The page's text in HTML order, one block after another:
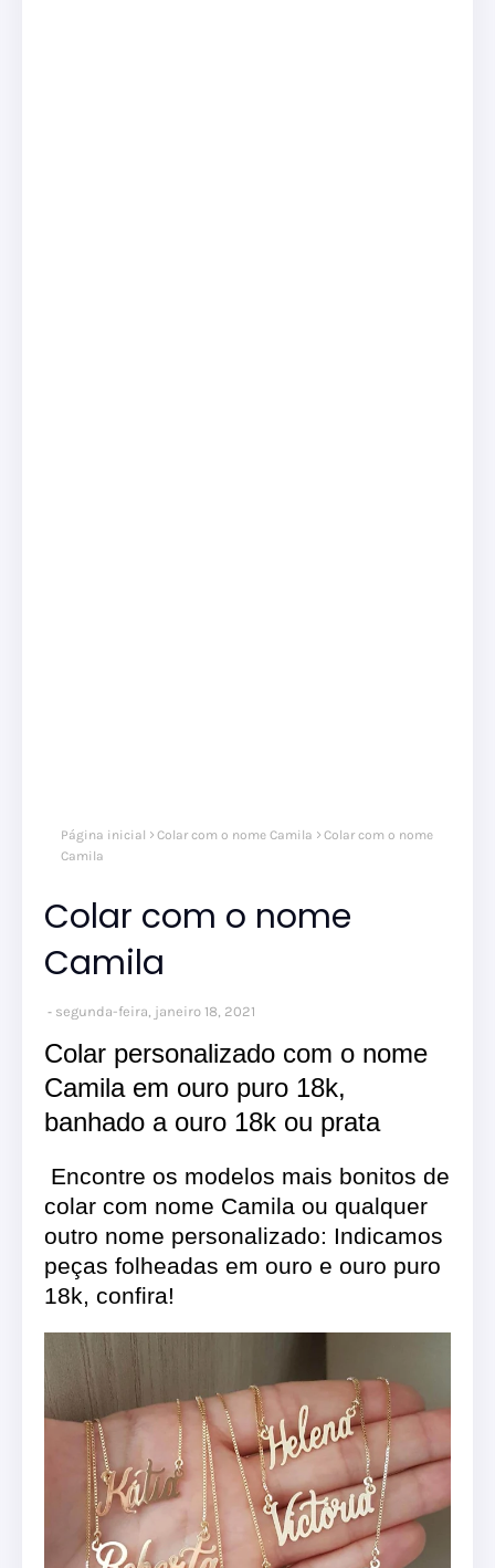
Página inicial Colar com o nome Camila
Colar com o nome
Camila
Colar com o nome
Camila
segunda-feira, janeiro 18, 2021
Colar personalizado com o nome
Camila em ouro puro 18k,
banhado a ouro 18k ou prata
Encontre os modelos mais bonitos de
colar com nome Camila ou qualquer
outro nome personalizado: Indicamos
peças folheadas em ouro e ouro puro
18k, confira!